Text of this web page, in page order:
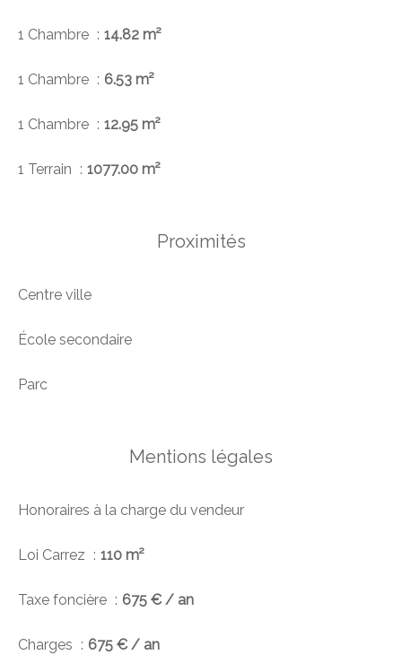
1 Chambre 14.82 m²
1 Chambre 6.53 m²
1 Chambre 12.95 m²
1 Terrain 1077.00 m²
Proximités
Centre ville
École secondaire
Parc
Mentions légales
Honoraires à la charge du vendeur
Loi Carrez 110 m²
Taxe foncière 675 € / an
Charges 675 € / an